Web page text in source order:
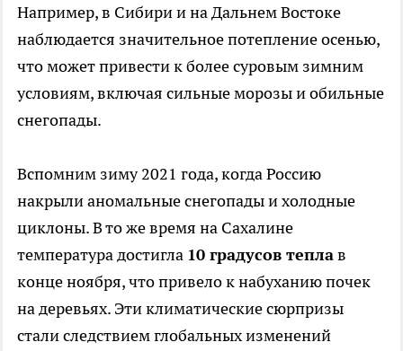
Например, в Сибири и на Дальнем Востоке
наблюдается значительное потепление осенью,
что может привести к более суровым зимним
условиям, включая сильные морозы и обильные
снегопады.
Вспомним зиму 2021 года, когда Россию
накрыли аномальные снегопады и холодные
циклоны. В то же время на Сахалине
температура достигла 10 градусов теплав
конце ноября, что привело к набуханию почек
на деревьях. Эти климатические сюрпризы
стали следствием глобальных изменений